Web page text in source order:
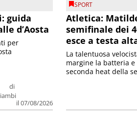
guida
d’Aosta
di
il 07/08/2026
per
SPORT
Atletica:
semifinale dei
esce a testa
La talentuosa
margine la batteria
seconda heat della